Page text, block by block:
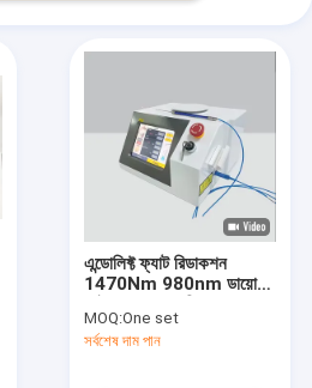
এন্ডোলিফ্ট ফ্যাট রিডাকশন
1470Nm 980nm ডায়োড
MOQ:One set
সর্বশেষ দাম পান